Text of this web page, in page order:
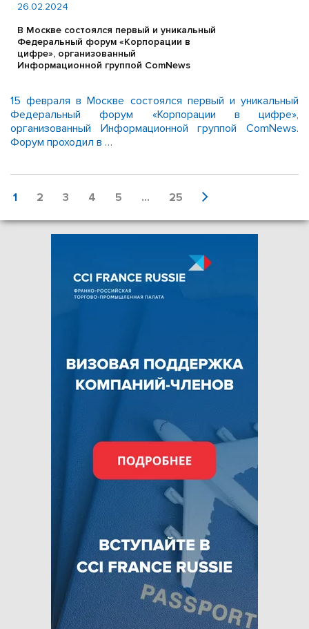
26.02.2024
В Москве состоялся первый и уникальный
Федеральный форум «Корпорации в
цифре», организованный
Информационной группой ComNews
15 февраля в Москве состоялся первый и уникальный
Федеральный форум «Корпорации в цифре»,
организованный Информационной группой ComNews.
Форум проходил в …
1 2 3 4 5 ... 25